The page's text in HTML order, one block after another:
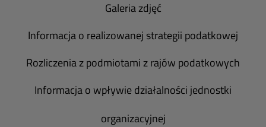
Galeria zdjęć
Informacja o realizowanej strategii podatkowej
Rozliczenia z podmiotami z rajów podatkowych
Informacja o wpływie działalności jednostki
organizacyjnej